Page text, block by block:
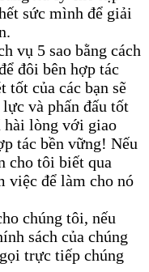
sức mình để giải
vụ 5 sao bằng cách
đôi bên hợp tác
tốt của các bạn sẽ
và phấn đấu tốt
hài lòng với giao
tác bền vững! Nếu
cho tôi biết qua
việc để làm cho nó
chúng tôi, nếu
sách của chúng
trực tiếp chúng